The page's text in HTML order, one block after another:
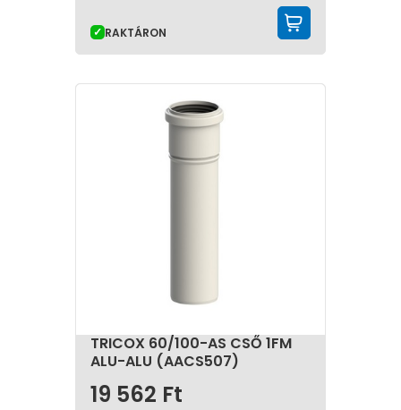
RAKTÁRON
TRICOX 60/100-AS CSŐ 1FM
ALU-ALU (AACS507)
19 562 Ft